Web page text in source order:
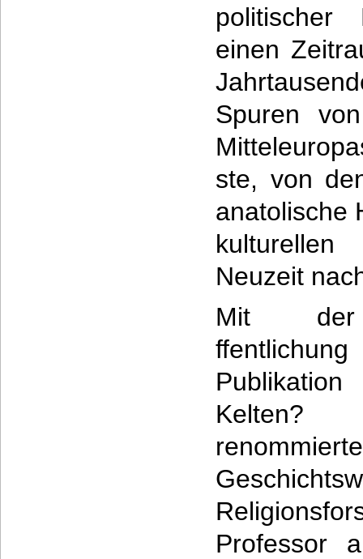
politischer
einen
Spuren
ste, von
anatolische
Neuzeit
Mit
Professor